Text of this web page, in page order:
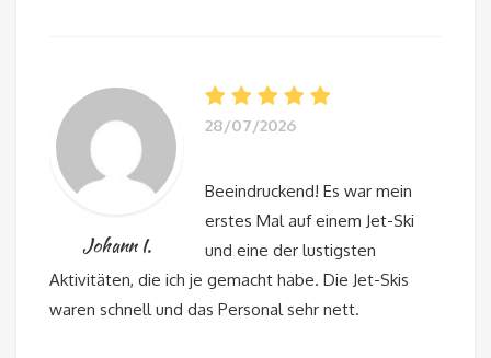
Johann I.
28/07/2026
Beeindruckend! Es war mein
erstes Mal auf einem Jet-Ski
und eine der lustigsten
Aktivitäten, die ich je gemacht habe. Die Jet-Skis
waren schnell und das Personal sehr nett.